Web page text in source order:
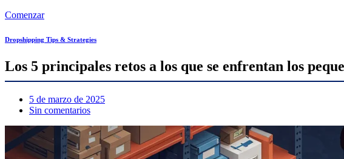
Comenzar
Dropshipping Tips & Strategies
Los 5 principales retos a los que se enfrentan los
5 de marzo de 2025
Sin comentarios